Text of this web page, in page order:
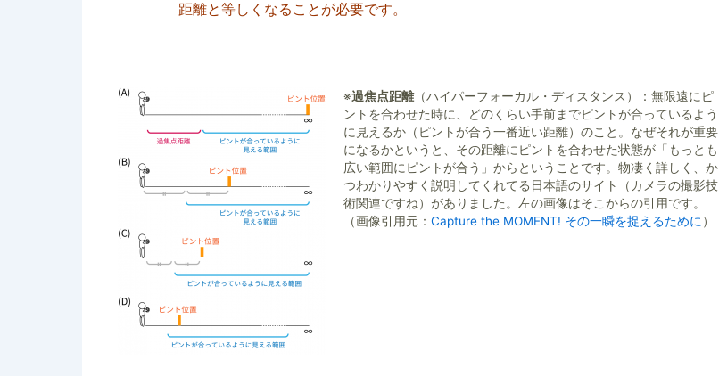
距離と等しくなることが必要です。
※過焦点距離（ハイパーフォーカル・ディスタンス）：無限遠にピ
ントを合わせた時に、どのくらい手前までピントが合っているよう
に見えるか（ピントが合う一番近い距離）のこと。なぜそれが重要
になるかというと、その距離にピントを合わせた状態が「もっとも
広い範囲にピントが合う」からということです。物凄く詳しく、か
つわかりやすく説明してくれてる日本語のサイト（カメラの撮影技
術関連ですね）がありました。左の画像はそこからの引用です。
（画像引用元：Capture the MOMENT! その一瞬を捉えるために）